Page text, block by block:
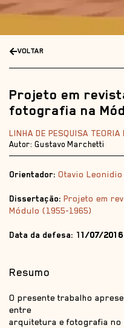
VOLTAR
Projeto em
fotografia na
LINHA DE PESQUISA TEORIA
Autor: Gustavo Marchetti
Orientador: Otavio Leonidio
Dissertação: Projeto em
Módulo (1955-1965)
Data da defesa: 11/07/2016
Resumo
O presente trabalho
entre
arquitetura e fotografia no